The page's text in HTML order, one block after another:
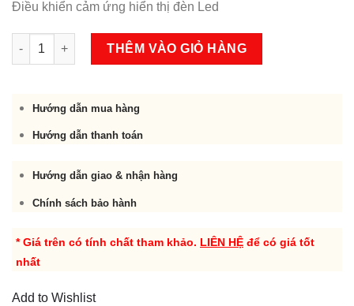
Điều khiển cảm ứng hiển thị đèn Led
Máy hút mùi Faster FS-3588C2-90 số lượng
THÊM VÀO GIỎ HÀNG
Hướng dẫn mua hàng
Hướng dẫn thanh toán
Hướng dẫn giao & nhận hàng
Chính sách bảo hành
* Giá trên có tính chất tham khảo. LIÊN HỆ để có giá tốt
nhất
Add to Wishlist